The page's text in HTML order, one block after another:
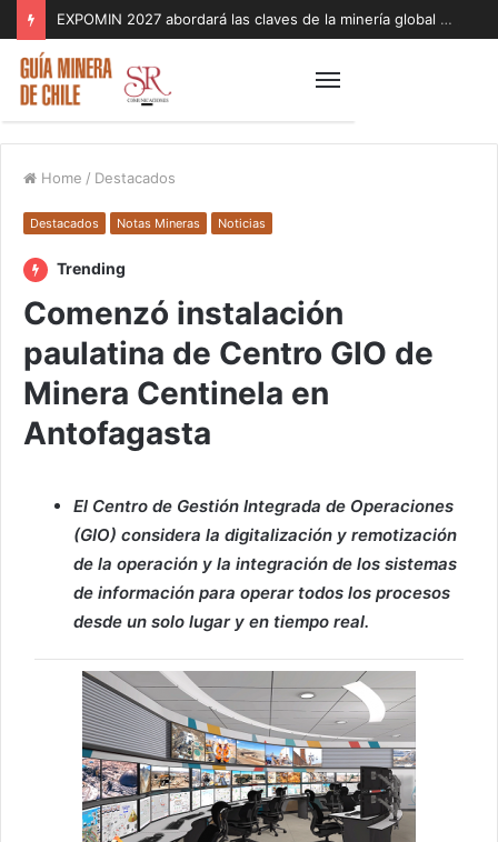
EXPOMIN 2027 abordará las claves de la minería global con foco en geopolítica, inteligencia artificial y sostenibilidad
Home / Destacados
Destacados Notas Mineras Noticias
Trending
Comenzó instalación
paulatina de Centro GIO de
Minera Centinela en
Antofagasta
El Centro de Gestión Integrada de Operaciones
(GIO) considera la digitalización y remotización
de la operación y la integración de los sistemas
de información para operar todos los procesos
desde un solo lugar y en tiempo real.